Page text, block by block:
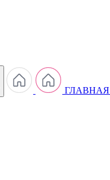
ГЛАВНАЯ